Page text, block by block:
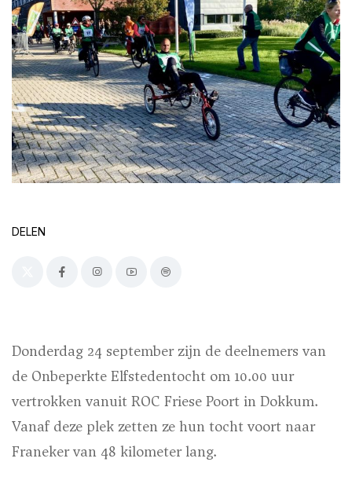
DELEN
Donderdag 24 september zijn de deelnemers van
de Onbeperkte Elfstedentocht om 10.00 uur
vertrokken vanuit ROC Friese Poort in Dokkum.
Vanaf deze plek zetten ze hun tocht voort naar
Franeker van 48 kilometer lang.